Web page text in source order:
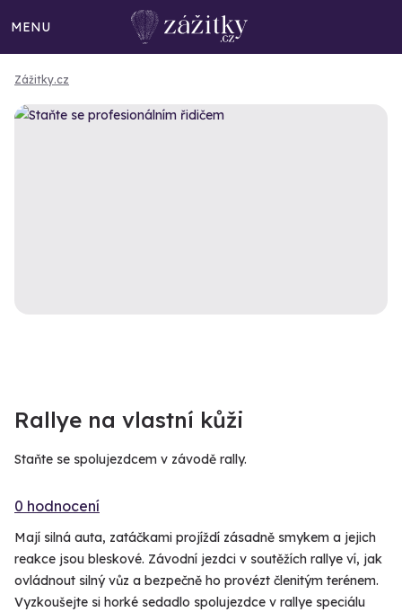
MENU
Zážitky.cz
Rallye na vlastní kůži
Staňte se spolujezdcem v závodě rally.
0 hodnocení
Mají silná auta, zatáčkami projíždí zásadně smykem a jejich
reakce jsou bleskové. Závodní jezdci v soutěžích rallye ví, jak
ovládnout silný vůz a bezpečně ho provézt členitým terénem.
Vyzkoušejte si horké sedadlo spolujezdce v rallye speciálu